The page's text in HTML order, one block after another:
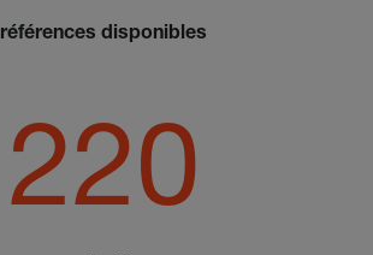
références disponibles
220